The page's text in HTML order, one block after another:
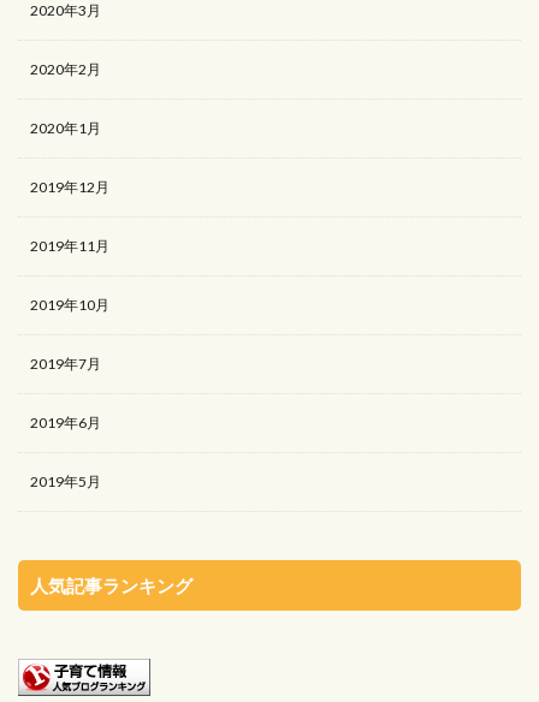
2020年3月
2020年2月
2020年1月
2019年12月
2019年11月
2019年10月
2019年7月
2019年6月
2019年5月
人気記事ランキング